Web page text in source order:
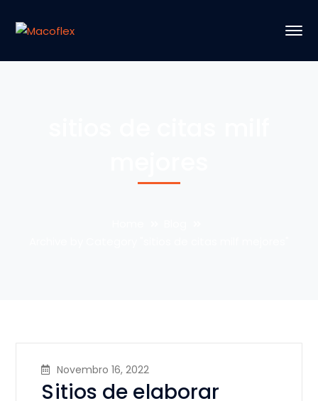
Novembro 16, 2022
Sitios de elaborar